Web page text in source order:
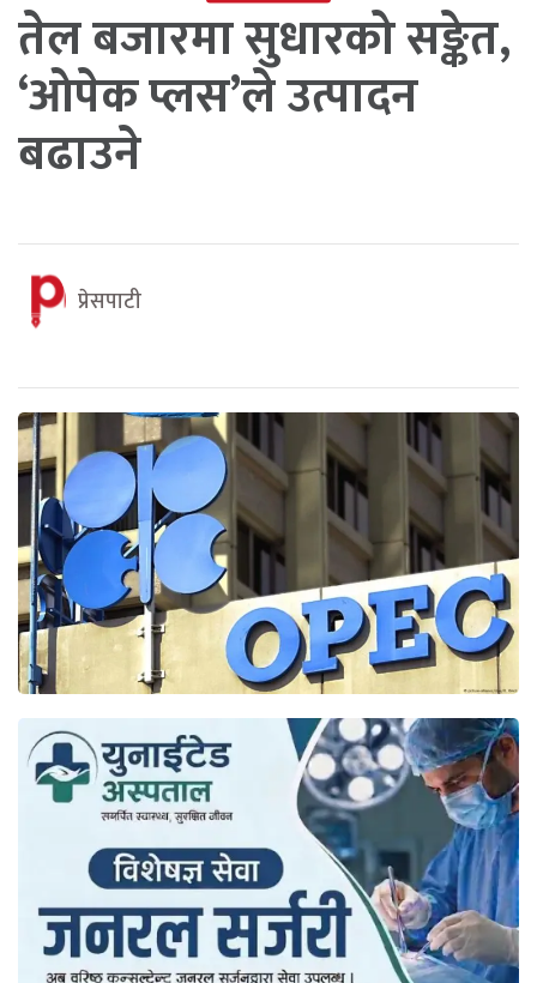
तेल बजारमा सुधारको सङ्केत,
‘ओपेक प्लस’ले उत्पादन
बढाउने
प्रेसपाटी